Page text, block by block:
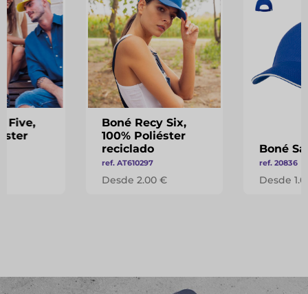
Five,
Boné Recy Six,
100% Poliéster
reciclado
ref. AT610297
Desde 2.00 €
Boné
ref. 20836
Desde